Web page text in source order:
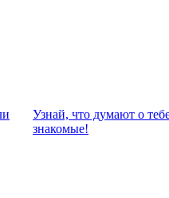
Узнай, что думают о
знакомые!